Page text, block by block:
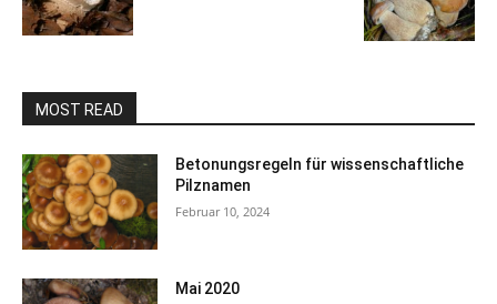
MOST READ
Betonungsregeln für wissenschaftliche
Pilznamen
Februar 10, 2024
Mai 2020